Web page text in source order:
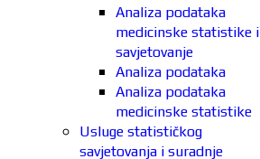
Analiza podataka
medicinske statistike i
savjetovanje
Analiza podataka
Analiza podataka
medicinske statistike
Usluge statističkog
savjetovanja i suradnje